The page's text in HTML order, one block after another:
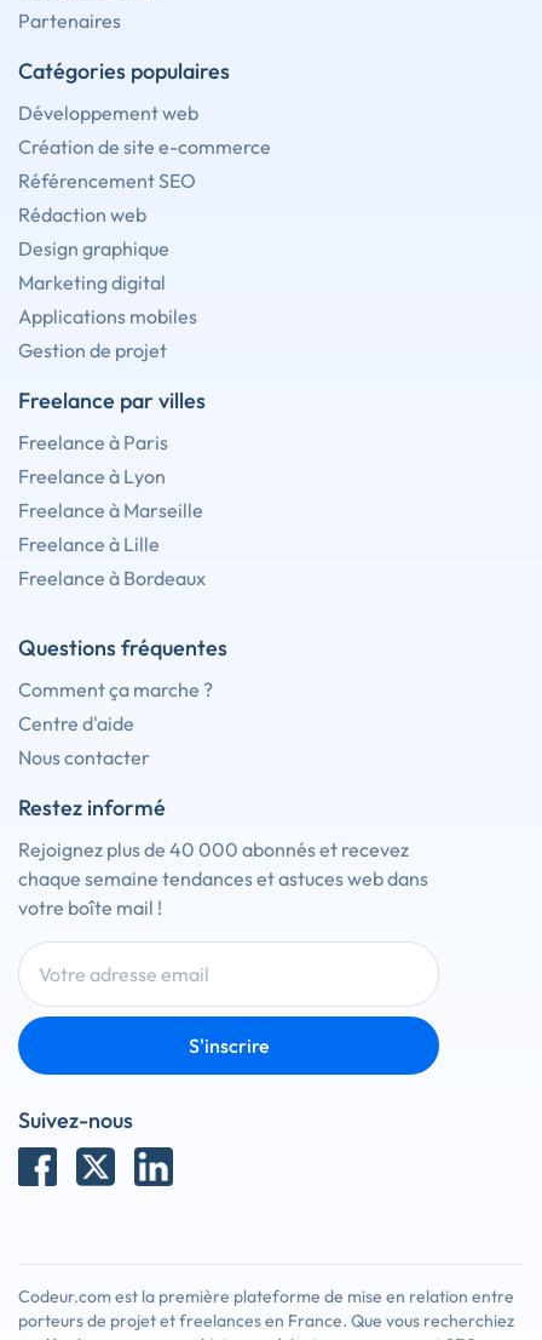
Partenaires
Catégories populaires
Développement web
Création de site e-commerce
Référencement SEO
Rédaction web
Design graphique
Marketing digital
Applications mobiles
Gestion de projet
Freelance par villes
Freelance à Paris
Freelance à Lyon
Freelance à Marseille
Freelance à Lille
Freelance à Bordeaux
Questions fréquentes
Comment ça marche ?
Centre d'aide
Nous contacter
Restez informé
Rejoignez plus de 40 000 abonnés et recevez
chaque semaine tendances et astuces web dans
votre boîte mail !
S'inscrire
Suivez-nous
Codeur.com est la première plateforme de mise en relation entre
porteurs de projet et freelances en France. Que vous recherchiez